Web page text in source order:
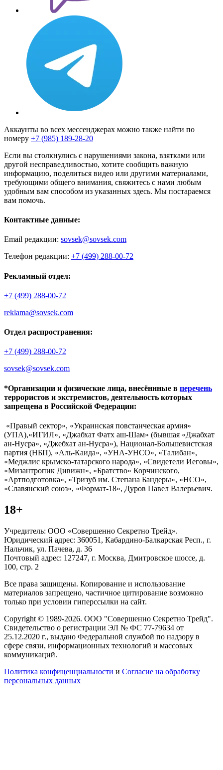
Аккаунты во всех мессенджерах можно также найти по
номеру +7 (985) 189-28-20
Если вы столкнулись с нарушениями закона, взятками или
другой несправедливостью, хотите сообщить важную
информацию, поделиться видео или другими материалами,
требующими общего внимания, свяжитесь с нами любым
удобным вам способом из указанных здесь. Мы постараемся
вам помочь.
Контактные данные:
Email редакции: sovsek@sovsek.com
Телефон редакции: +7 (499) 288-00-72
Рекламный отдел:
+7 (499) 288-00-72
reklama@sovsek.com
Отдел распространения:
+7 (499) 288-00-72
sovsek@sovsek.com
*Организации и физические лица, внесённные в перечень
террористов и экстремистов, деятельность которых
запрещена в Российской Федерации:
«Правый сектор», «Украинская повстанческая армия»
(УПА),«ИГИЛ», «Джабхат Фатх аш-Шам» (бывшая «Джабхат
ан-Нусра», «Джебхат ан-Нусра»), Национал-Большевистская
партия (НБП), «Аль-Каида», «УНА-УНСО», «Талибан»,
«Меджлис крымско-татарского народа», «Свидетели Иеговы»,
«Мизантропик Дивижн», «Братство» Корчинского,
«Артподготовка», «Тризуб им. Степана Бандеры», «НСО»,
«Славянский союз», «Формат-18», Дуров Павел Валерьевич.
18+
Учредитель: ООО «Совершенно Секретно Трейд».
Юридический адрес: 360051, Кабардино-Балкарская Респ., г.
Нальчик, ул. Пачева, д. 36
Почтовый адрес: 127247, г. Москва, Дмитровское шоссе, д.
100, стр. 2
Все права защищены. Копирование и использование
материалов запрещено, частичное цитирование возможно
только при условии гиперссылки на сайт.
Copyright © 1989-2026. ООО "Совершенно Секретно Трейд".
Свидетельство о регистрации ЭЛ № ФС 77-79634 от
25.12.2020 г., выдано Федеральной службой по надзору в
сфере связи, информационных технологий и массовых
коммуникаций.
Политика конфиценциальности и Согласие на обработку
персональных данных